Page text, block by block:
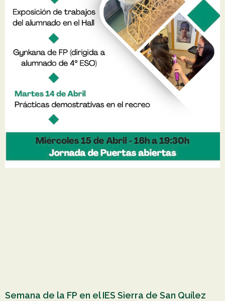
Semana de la FP en el IES Sierra de San Quílez